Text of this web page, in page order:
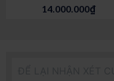
14.000.000₫